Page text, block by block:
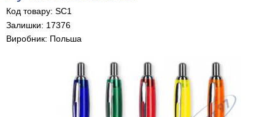
Код товару: SC1
Залишки: 17376
Виробник: Польша